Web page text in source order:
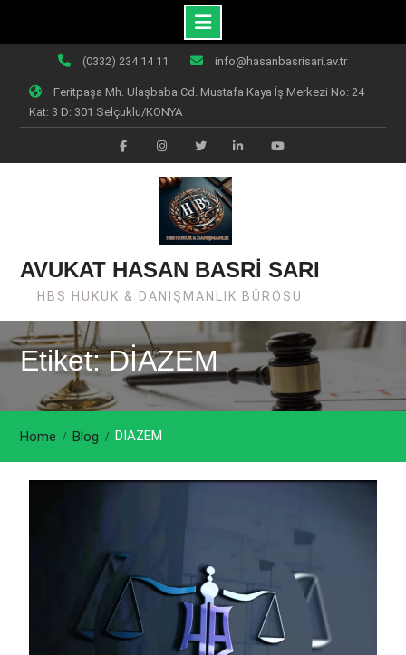
content
(0332) 234 14 11 info@hasanbasrisari.av.tr
Feritpaşa Mh. Ulaşbaba Cd. Mustafa Kaya İş Merkezi No: 24
Kat: 3 D: 301 Selçuklu/KONYA
FacebookInstagramTwiter LinkedinYoutube
AVUKAT HASAN BASRİ SARI
HBS HUKUK & DANIŞMANLIK BÜROSU
Etiket: DİAZEM
Home Blog DİAZEM